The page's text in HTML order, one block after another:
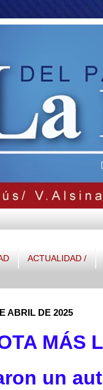
ACTUALIDAD /
ABRIL DE 2025
MÁS
un